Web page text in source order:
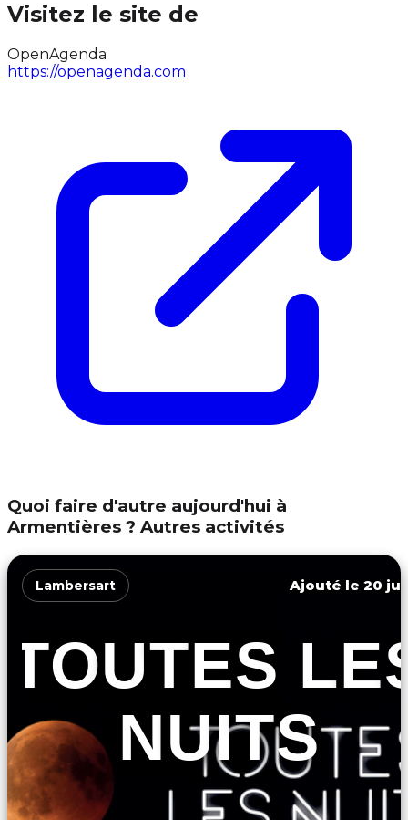
Visitez le site de
OpenAgenda
https://openagenda.com
Quoi faire d'autre aujourd'hui à
Armentières ? Autres activités
Lambersart Ajouté le 20
TOUTES
NUITS